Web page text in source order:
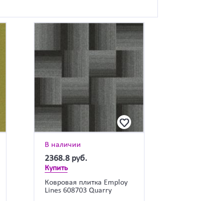
В наличии
2368.8 руб.
Купить
Ковровая плитка Employ
Lines 608703 Quarry